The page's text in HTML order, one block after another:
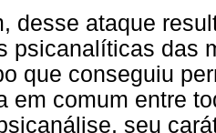
desse ataque
psicanalíticas das
que conseguiu
em comum entre
seu